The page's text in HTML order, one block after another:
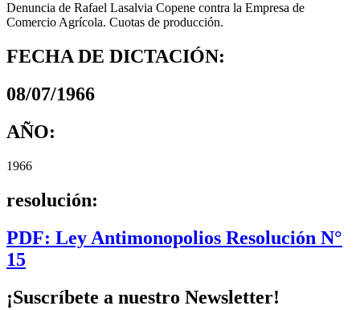
Denuncia de Rafael Lasalvia Copene contra la Empresa de
Comercio Agrícola. Cuotas de producción.
FECHA DE DICTACIÓN:
08/07/1966
AÑO:
1966
resolución:
PDF: Ley Antimonopolios Resolución N°
15
¡Suscríbete a nuestro Newsletter!